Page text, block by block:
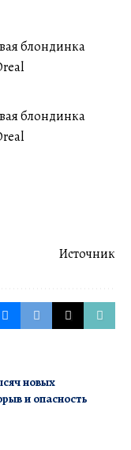
Источник
новых
и опасность